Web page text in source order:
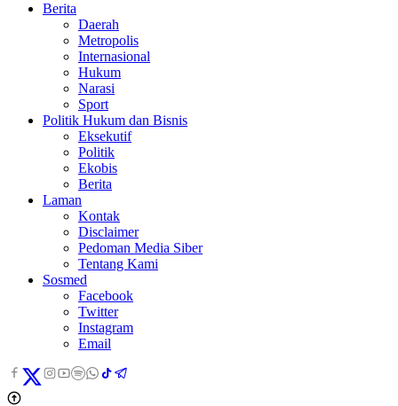
Berita
Daerah
Metropolis
Internasional
Hukum
Narasi
Sport
Politik Hukum dan Bisnis
Eksekutif
Politik
Ekobis
Berita
Laman
Kontak
Disclaimer
Pedoman Media Siber
Tentang Kami
Sosmed
Facebook
Twitter
Instagram
Email